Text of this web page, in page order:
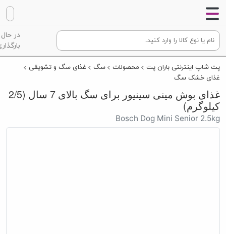
در حال
پت شاپ اینترنتی باران پت محصولات سگ
غذای سگ و تشویقی
غذای خشک سگ
غذای بوش مینی سینیور برای سگ بالای 7 سال
(2/5 کیلوگرم)
Bosch Dog Mini Senior 2.5kg